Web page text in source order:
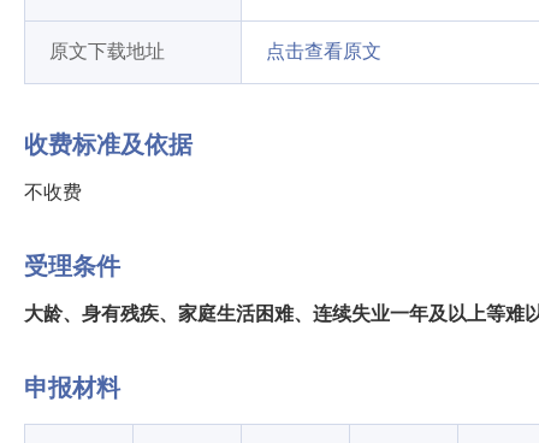
原文下载地址 点击查看原文
收费标准及依据
不收费
受理条件
大龄、身有残疾、家庭生活困难、连续失业一年及以上等难
申报材料